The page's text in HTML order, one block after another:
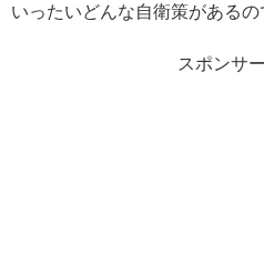
いったいどんな自衛策があるの
スポンサ